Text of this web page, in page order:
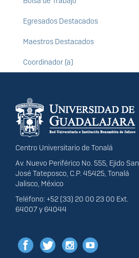
Egresados Destacados
Maestros Destacados
Coordinador (a)
Información del
portal
Centro Universitario de Tonalá
Av. Nuevo Periférico No. 555, Ejido San
José Tateposco, C.P. 45425, Tonalá
Jalisco, México
Teléfono: +52 (33) 20 00 23 00 Ext.
64007 y 64044